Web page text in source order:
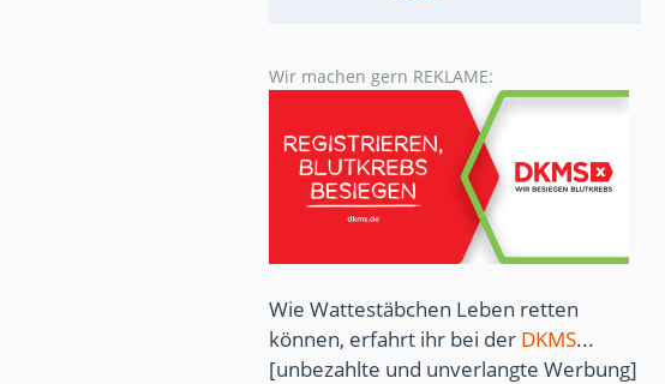
Wir machen gern REKLAME:
Wie Wattestäbchen Leben retten
können, erfahrt ihr bei der DKMS...
[unbezahlte und unverlangte Werbung]